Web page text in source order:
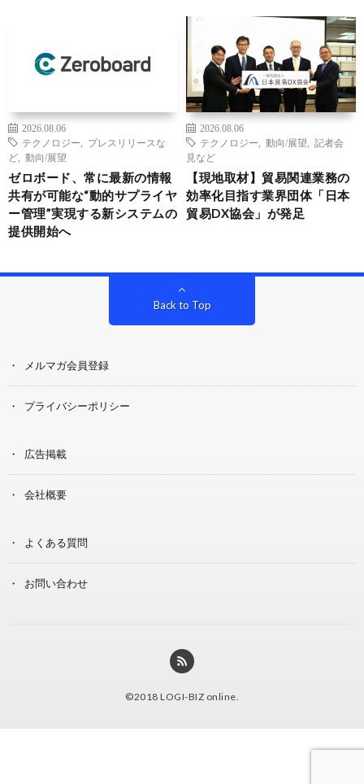
2026.08.06
テクノロジー
プレスリリースな
ど
動向/展望
ゼロボード、常に最新の情報
共有が可能な“動的サプライヤ
ー管理”実現する新システムの
提供開始へ
2026.08.06
テクノロジー
動向/展望
記者会
見など
【現地取材】貿易関連業務の
効率化目指す業界団体「日本
貿易DX協会」が発足
Back to Top
メルマガ会員登録
プライバシーポリシー
広告掲載
会社概要
よくある質問
お問い合わせ
©2018 LOGI-BIZ online